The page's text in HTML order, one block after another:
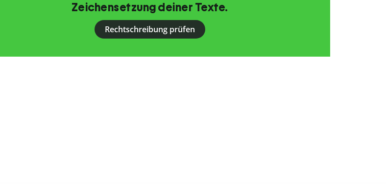
Zeichensetzung deiner Texte.
Rechtschreibung prüfen